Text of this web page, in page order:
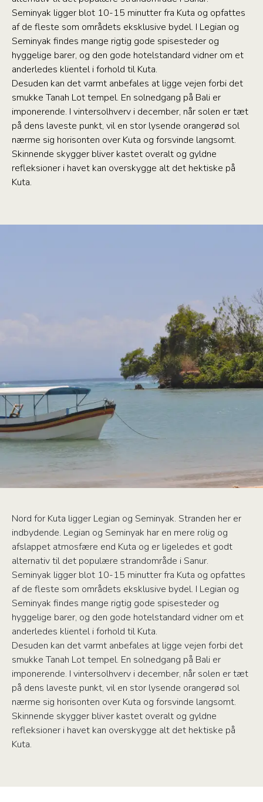
Seminyak ligger blot 10-15 minutter fra Kuta og opfattes
af de fleste som områdets eksklusive bydel. I Legian og
Seminyak findes mange rigtig gode spisesteder og
hyggelige barer, og den gode hotelstandard vidner om et
anderledes klientel i forhold til Kuta.
Desuden kan det varmt anbefales at ligge vejen forbi det
smukke Tanah Lot tempel. En solnedgang på Bali er
imponerende. I vintersolhverv i december, når solen er tæt
på dens laveste punkt, vil en stor lysende orangerød sol
nærme sig horisonten over Kuta og forsvinde langsomt.
Skinnende skygger bliver kastet overalt og gyldne
refleksioner i havet kan overskygge alt det hektiske på
Kuta.
Nord for Kuta ligger Legian og Seminyak. Stranden her er
indbydende. Legian og Seminyak har en mere rolig og
afslappet atmosfære end Kuta og er ligeledes et godt
alternativ til det populære strandområde i Sanur.
Seminyak ligger blot 10-15 minutter fra Kuta og opfattes
af de fleste som områdets eksklusive bydel. I Legian og
Seminyak findes mange rigtig gode spisesteder og
hyggelige barer, og den gode hotelstandard vidner om et
anderledes klientel i forhold til Kuta.
Desuden kan det varmt anbefales at ligge vejen forbi det
smukke Tanah Lot tempel. En solnedgang på Bali er
imponerende. I vintersolhverv i december, når solen er tæt
på dens laveste punkt, vil en stor lysende orangerød sol
nærme sig horisonten over Kuta og forsvinde langsomt.
Skinnende skygger bliver kastet overalt og gyldne
refleksioner i havet kan overskygge alt det hektiske på
Kuta.